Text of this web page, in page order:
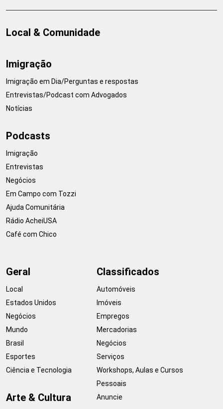
Local & Comunidade
Imigração
Imigração em Dia/Perguntas e respostas
Entrevistas/Podcast com Advogados
Notícias
Podcasts
Imigração
Entrevistas
Negócios
Em Campo com Tozzi
Ajuda Comunitária
Rádio AcheiUSA
Café com Chico
Geral
Local
Estados Unidos
Negócios
Mundo
Brasil
Esportes
Ciência e Tecnologia
Arte & Cultura
Classificados
Automóveis
Imóveis
Empregos
Mercadorias
Negócios
Serviços
Workshops, Aulas e Cursos
Pessoais
Anuncie